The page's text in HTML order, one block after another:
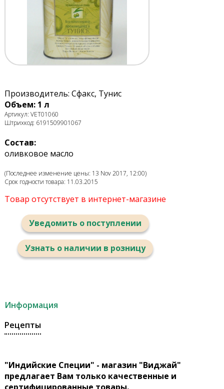
Производитель: Сфакс, Тунис
Объем: 1 л
Артикул: VET01060
Штрихкод: 6191509901067
Состав:
оливковое масло
(Последнее изменение цены: 13 Nov 2017, 12:00)
Срок годности товара: 11.03.2015
Товар отсутствует в интернет-магазине
Уведомить о поступлении
Узнать о наличии в розницу
Информация
Рецепты
"Индийские Специи" - магазин "Виджай"
предлагает Вам только качественные и